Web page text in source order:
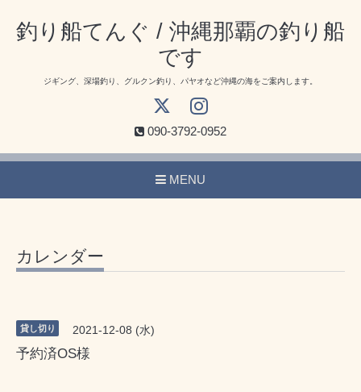
釣り船てんぐ / 沖縄那覇の釣り船
です
ジギング、深場釣り、グルクン釣り、パヤオなど沖縄の海をご案内します。
090-3792-0952
MENU
カレンダー
貸し切り 2021-12-08 (水)
予約済OS様